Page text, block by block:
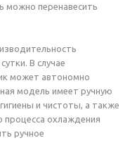
можно перенавесить
В случае
может автономно
модель имеет ручную
и чистоты, а также
охлаждения
ручное